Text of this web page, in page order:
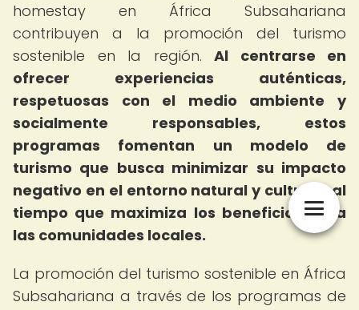
homestay en África Subsahariana
contribuyen a la promoción del turismo
sostenible en la región. Al centrarse en
ofrecer experiencias auténticas,
respetuosas con el medio ambiente y
socialmente responsables, estos
programas fomentan un modelo de
turismo que busca minimizar su impacto
negativo en el entorno natural y cultural, al
tiempo que maximiza los beneficios para
las comunidades locales.
La promoción del turismo sostenible en África
Subsahariana a través de los programas de